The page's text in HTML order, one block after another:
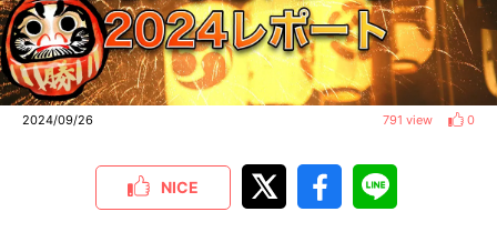
2024/09/26 791 view 0
NICE